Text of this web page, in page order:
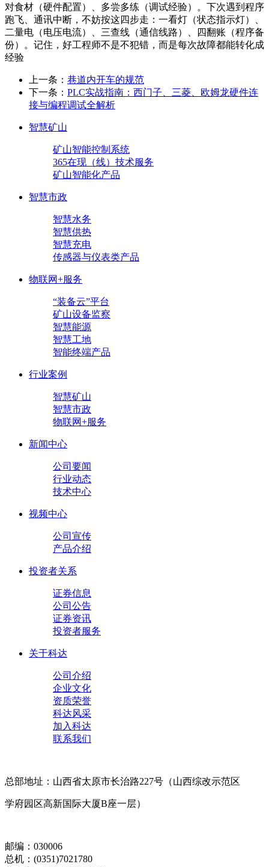
对食材（硬件配置）、多尝多练（调试经验）。下次遇到程序
跑飞、通讯中断，不妨按这四步走：一看灯（状态指示灯）、
二量电（电压电流）、三查线（通信线路）、四翻账（程序备
份）。记住，好工程师不是不犯错，而是每次故障都能转化成
经验
上一条： 巷道内开车的规范
下一条： PLC实战指南：西门子、三菱、欧姆龙硬件连
接与编程调试全解析
智慧矿山
矿山智能控制系统
365在现（线）技术服务
矿山智能化产品
智慧市政
智慧水务
智慧供热
智慧充电
传感器与仪表类产品
物联网+服务
“装备云”平台
矿山设备监察
智慧能源
智慧工地
智能终端产品
行业案例
智慧矿山
智慧市政
物联网+服务
新闻中心
公司要闻
行业动态
技术中心
视频中心
公司宣传
产品介绍
投资者关系
证券信息
公司公告
证券资讯
投资者服务
关于科达
公司介绍
企业文化
资质荣誉
科达风采
加入科达
联系我们
总部地址：山西省太原市长治路227号（山西综改示范区
学府园区高新国际大厦B座一层）
邮编：030006
总机：(0351)7021780